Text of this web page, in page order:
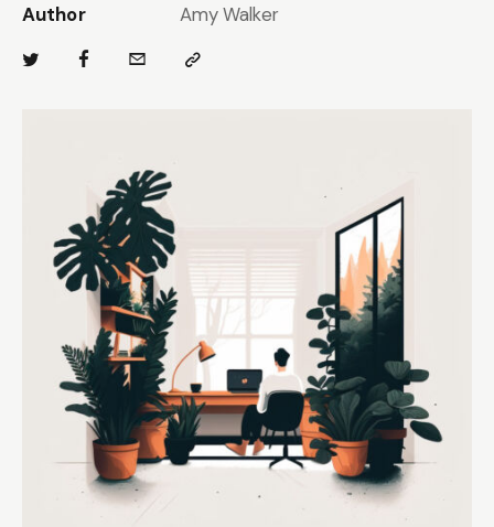
Author
Amy Walker